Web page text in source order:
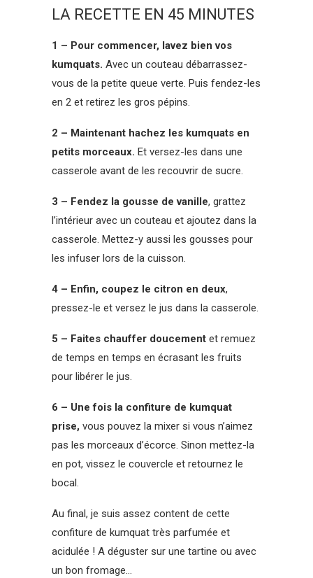
LA RECETTE EN 45 MINUTES
1 – Pour commencer, lavez bien vos
kumquats. Avec un couteau débarrassez-
vous de la petite queue verte. Puis fendez-les
en 2 et retirez les gros pépins.
2 – Maintenant hachez les kumquats en
petits morceaux. Et versez-les dans une
casserole avant de les recouvrir de sucre.
3 – Fendez la gousse de vanille, grattez
l’intérieur avec un couteau et ajoutez dans la
casserole. Mettez-y aussi les gousses pour
les infuser lors de la cuisson.
4 – Enfin, coupez le citron en deux,
pressez-le et versez le jus dans la casserole.
5 – Faites chauffer doucement et remuez
de temps en temps en écrasant les fruits
pour libérer le jus.
6 – Une fois la confiture de kumquat
prise, vous pouvez la mixer si vous n’aimez
pas les morceaux d’écorce. Sinon mettez-la
en pot, vissez le couvercle et retournez le
bocal.
Au final, je suis assez content de cette
confiture de kumquat très parfumée et
acidulée ! A déguster sur une tartine ou avec
un bon fromage…